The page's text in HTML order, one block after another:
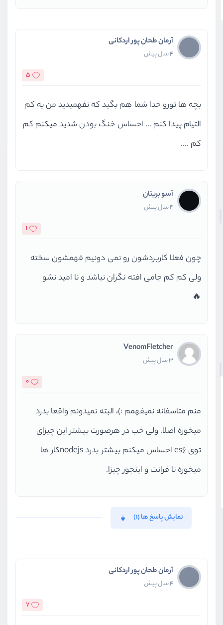
آرمان طحان پور اردکانی
4 سال پیش
5
بچه ها تورو خدا شما هم بگید که نفهمیدید من یه کم
التیام پیدا کنم ... احساس خنگ بودن شدید میکنم کم
کم ....
آسو بریتان
4 سال پیش
1
چون فعلا کاربردشون رو نمی دونیم فهمشون سخته
ولی کم کم جامی افته نگران نباشد و نا امید نشو
🔥
VenomFletcher
3 سال پیش
0
منم متاسفانه نمیفهمم :)، البته نمیدونم واقعا بدرد
میخوره اصلا، ولی خب در هرصورت بیشتر این چیزای
توی es6 احساس میکنم بیشتر بدرد nodejsکار ها
میخوره تا فرانت و اینجور چیزا.
نمایش پاسخ ها (1)
آرمان طحان پور اردکانی
4 سال پیش
7